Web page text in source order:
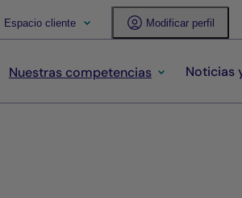
Espacio cliente Modificar perfil
Nuestras competencias Noticias